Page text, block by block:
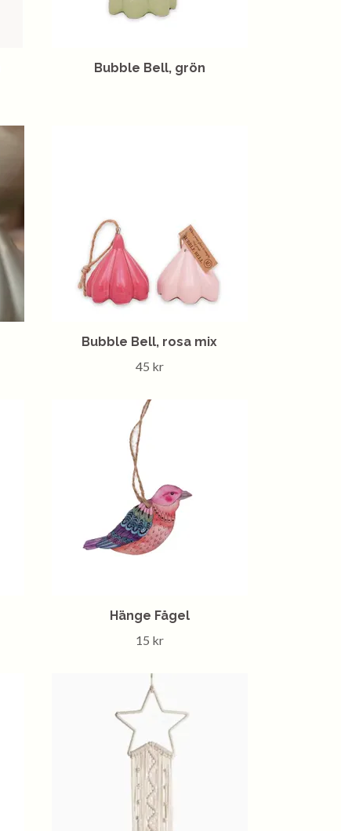
Bubble Bell, grön
Bubble Bell, rosa mix
45 kr
Hänge Fågel
15 kr